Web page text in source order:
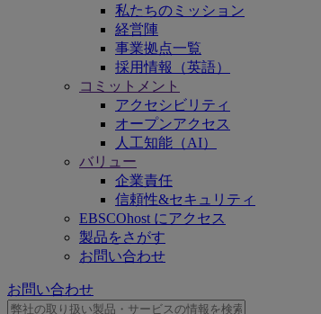
私たちのミッション
経営陣
事業拠点一覧
採用情報（英語）
コミットメント
アクセシビリティ
オープンアクセス
人工知能（AI）
バリュー
企業責任
信頼性&セキュリティ
EBSCOhost にアクセス
製品をさがす
お問い合わせ
お問い合わせ